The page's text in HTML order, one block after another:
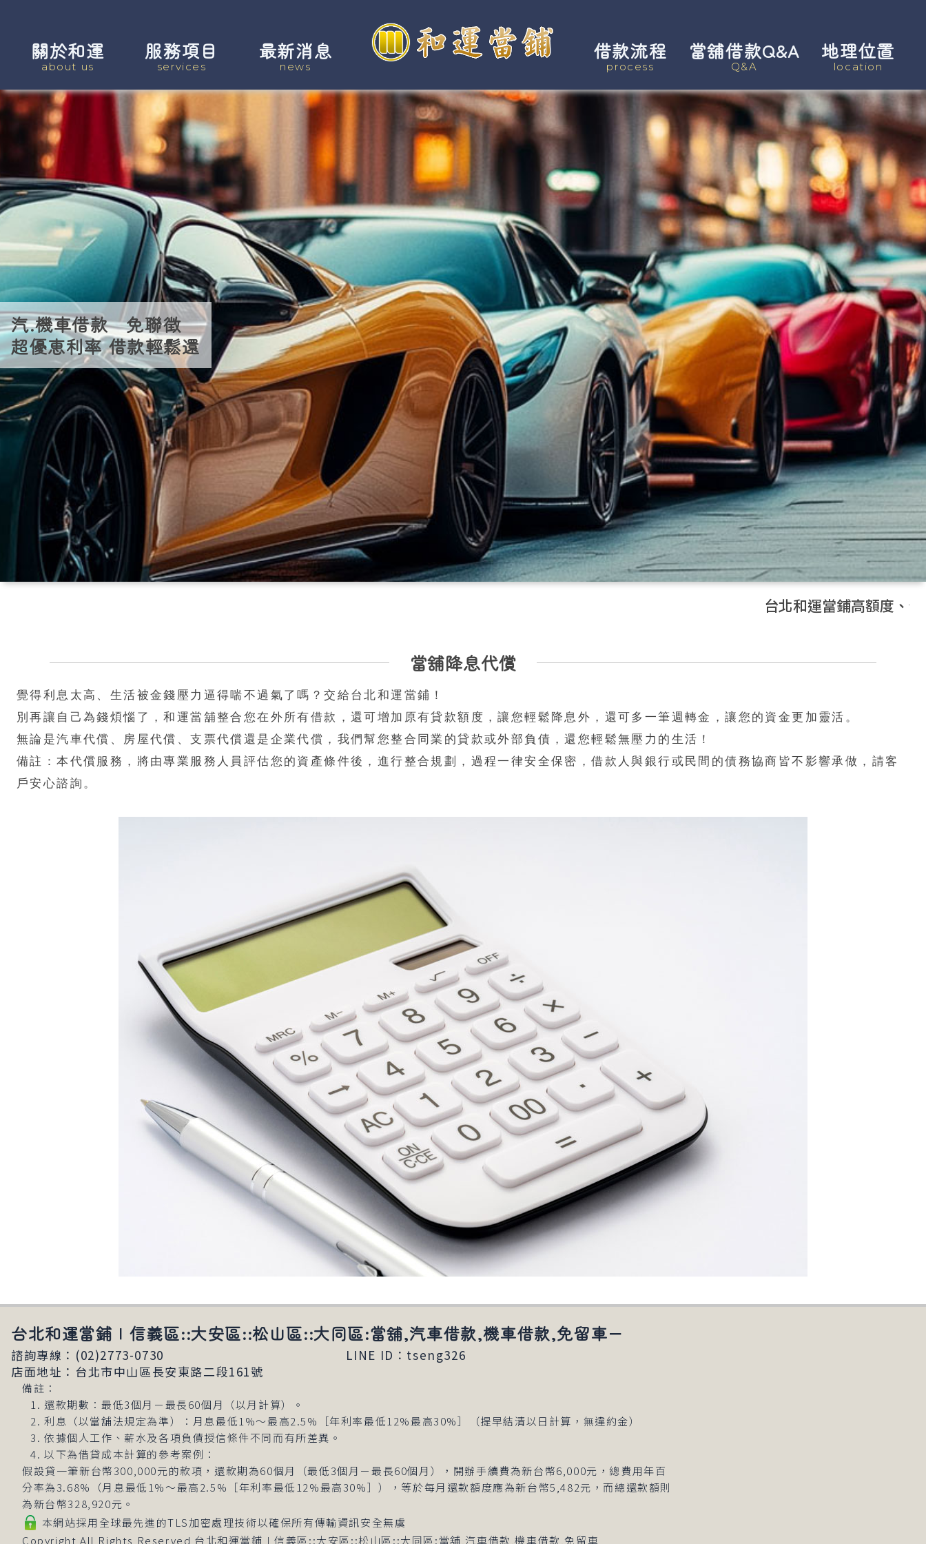
汽.機車借款 免聯徴
超優恵利率 借款輕鬆還
台北和運當鋪高額度、低利
當舖降息代償
覺得利息太高、生活被金錢壓力逼得喘不過氣了嗎？交給台北和運當鋪！
別再讓自己為錢煩惱了，和運當舖整合您在外所有借款，還可增加原有貸款額度，讓您輕鬆降息外，還可多一筆週轉金，讓您的資金更加靈活。
無論是汽車代償、房屋代償、支票代償還是企業代償，我們幫您整合同業的貸款或外部負債，還您輕鬆無壓力的生活！
備註：本代償服務，將由專業服務人員評估您的資產條件後，進行整合規劃，過程一律安全保密，借款人與銀行或民間的債務協商皆不影響承做，請客
戶安心諮詢。
台北和運當鋪∣信義區::大安區::松山區::大同區:當舖,汽車借款,機車借款,免留車－
諮詢專線：(02)2773-0730
LINE ID：tseng326
店面地址：台北市中山區長安東路二段161號
備註：
還款期數：最低3個月－最長60個月（以月計算）。
利息（以當舖法規定為準）：月息最低1%～最高2.5%［年利率最低12%最高30%］（提早結清以日計算，無違約金）
依據個人工作、薪水及各項負債授信條件不同而有所差異。
以下為借貸成本計算的參考案例：
假設貸一筆新台幣300,000元的款項，還款期為60個月（最低3個月－最長60個月），開辦手續費為新台幣6,000元，總費用年百
分率為3.68%（月息最低1%～最高2.5%［年利率最低12%最高30%］），等於每月還款額度應為新台幣5,482元，而總還款額則
為新台幣328,920元。
本網站採用全球最先進的TLS加密處理技術以確保所有傳輸資訊安全無虞
Copyright All Rights Reserved 台北和運當鋪∣信義區::大安區::松山區::大同區:當舖,汽車借款,機車借款,免留車
關於和運
about us
服務項目
services
汽車借款
機車借款
房屋土地借款
當舖降息代償
精品典當借款
企業融資週轉
最新消息
news
借款流程
process
當舖借款Q&A
Q&A
地理位置
location